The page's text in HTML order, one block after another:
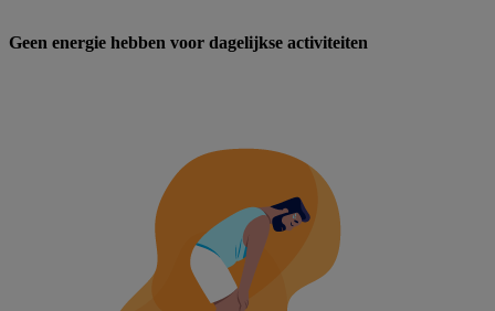
Geen energie hebben voor dagelijkse activiteiten